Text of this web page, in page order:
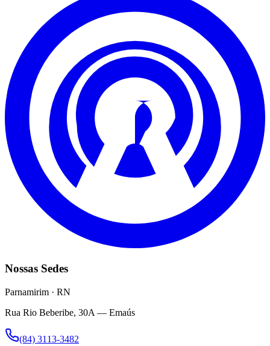
Nossas Sedes
Parnamirim · RN
Rua Rio Beberibe, 30A — Emaús
(84) 3113-3482